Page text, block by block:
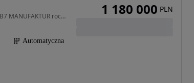
4395 cm3 • 621 KM • Nowa ALPINA XB7 MANUFAKTUR rocznik 2025 edycja na koniec produkcji
Automatyczna
1 180 000 PLN